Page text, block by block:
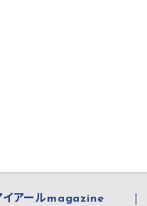
イアールmagazine